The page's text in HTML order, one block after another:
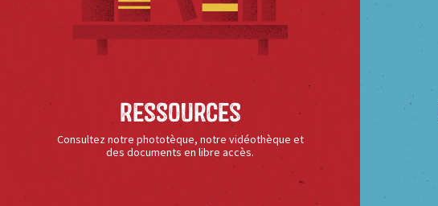
Ressources
Consultez notre phototèque, notre vidéothèque et
des documents en libre accès.